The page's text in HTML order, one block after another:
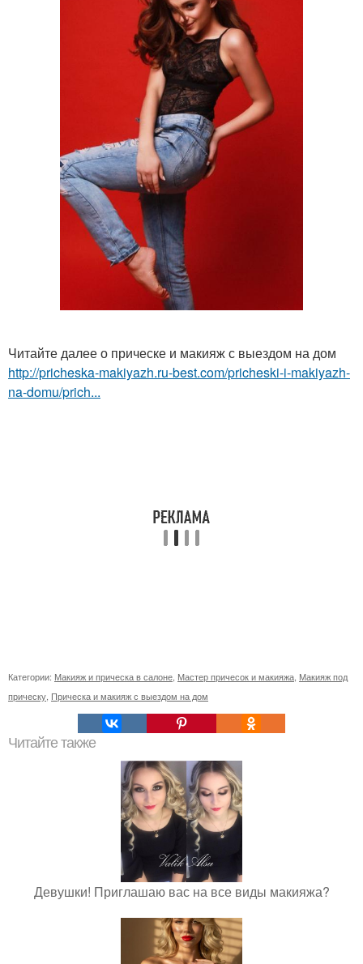
Читайте далее о прическе и макияж с выездом на дом
http://pricheska-makiyazh.ru-best.com/pricheski-i-makiyazh-
na-domu/prich...
Категории: Макияж и прическа в салоне Мастер причесок и макияжа Макияж под
прическу Прическа и макияж с выездом на дом
Читайте также
Девушки! Приглашаю вас на все виды макияжа?